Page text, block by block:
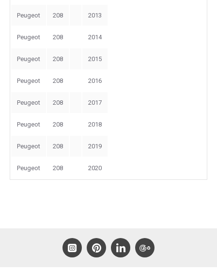
Peugeot 208 2013
Peugeot 208 2014
Peugeot 208 2015
Peugeot 208 2016
Peugeot 208 2017
Peugeot 208 2018
Peugeot 208 2019
Peugeot 208 2020